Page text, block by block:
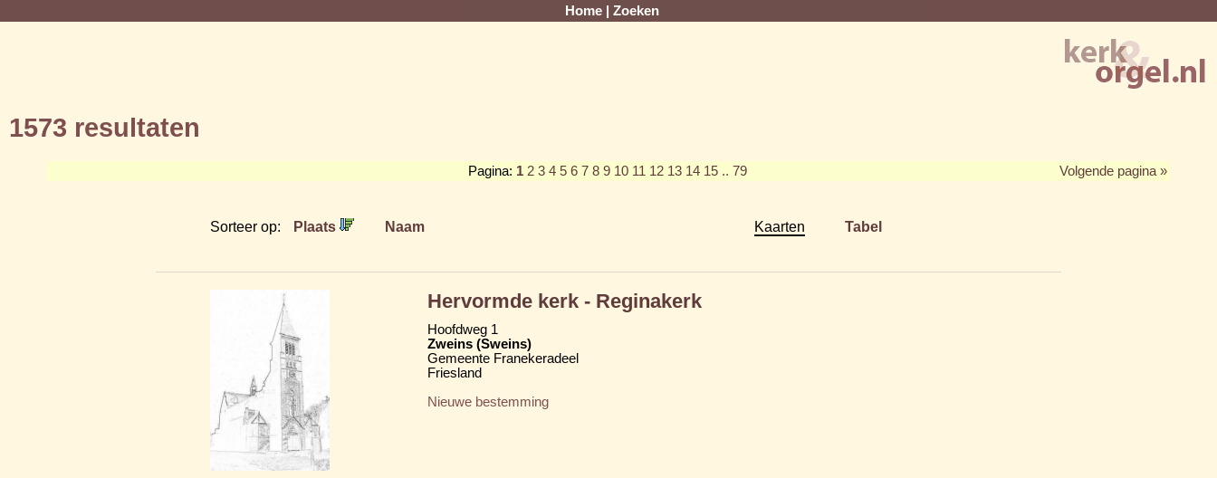
Home Zoeken
1573 resultaten
Pagina: 1 2 3 4 5 6 7 8 9 10 11 12 13 14 15 .. 79 Volgende pagina »
Sorteer op: Plaats Naam Kaarten Tabel
Hervormde kerk - Reginakerk
Hoofdweg 1
Zweins (Sweins)
Gemeente Franekeradeel
Friesland
Nieuwe bestemming